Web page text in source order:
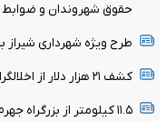
حقوق شهروندان و
طرح ویژه شهرداری شیراز
کشف ۲۱ هزار دلار از اخلالگران اقتصادی در شیراز